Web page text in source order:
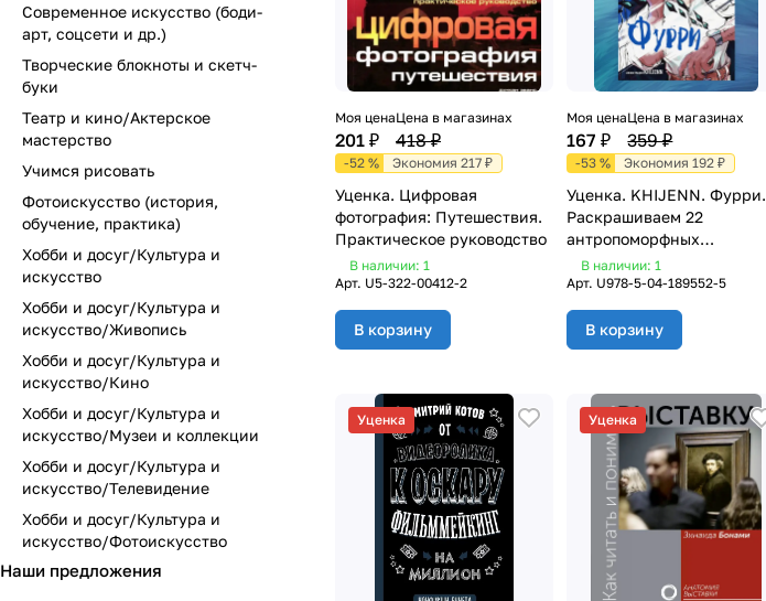
Моя цена
201 ₽
Цена в магазинах
418 ₽
-52 % Экономия 217 ₽
Уценка. Цифровая
фотография: Путешествия.
Практическое руководство
В наличии: 1
Арт. U5-322-00412-2
В корзину
Моя цена
167 ₽
Цена в магазинах
359 ₽
-53 % Экономия 192 ₽
Уценка. KHIJENN. Фурри.
Раскрашиваем 22
антропоморфных
персонажа
В наличии: 1
Арт. U978-5-04-189552-5
В корзину
Уценка Уценка
Современное искусство (боди-
арт, соцсети и др.)
Творческие блокноты и скетч-
буки
Театр и кино/Актерское
мастерство
Учимся рисовать
Фотоискусство (история,
обучение, практика)
Хобби и досуг/Культура и
искусство
Хобби и досуг/Культура и
искусство/Живопись
Хобби и досуг/Культура и
искусство/Кино
Хобби и досуг/Культура и
искусство/Музеи и коллекции
Хобби и досуг/Культура и
искусство/Телевидение
Хобби и досуг/Культура и
искусство/Фотоискусство
Наши предложения